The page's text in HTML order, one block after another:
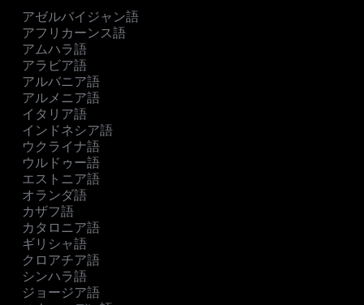
アゼルバイジャン語
アフリカーンス語
アムハラ語
アラビア語
アルバニア語
アルメニア語
イタリア語
インドネシア語
ウクライナ語
ウルドゥー語
エストニア語
オランダ語
カザフ語
カタロニア語
ギリシャ語
クロアチア語
シンハラ語
ジョージア語